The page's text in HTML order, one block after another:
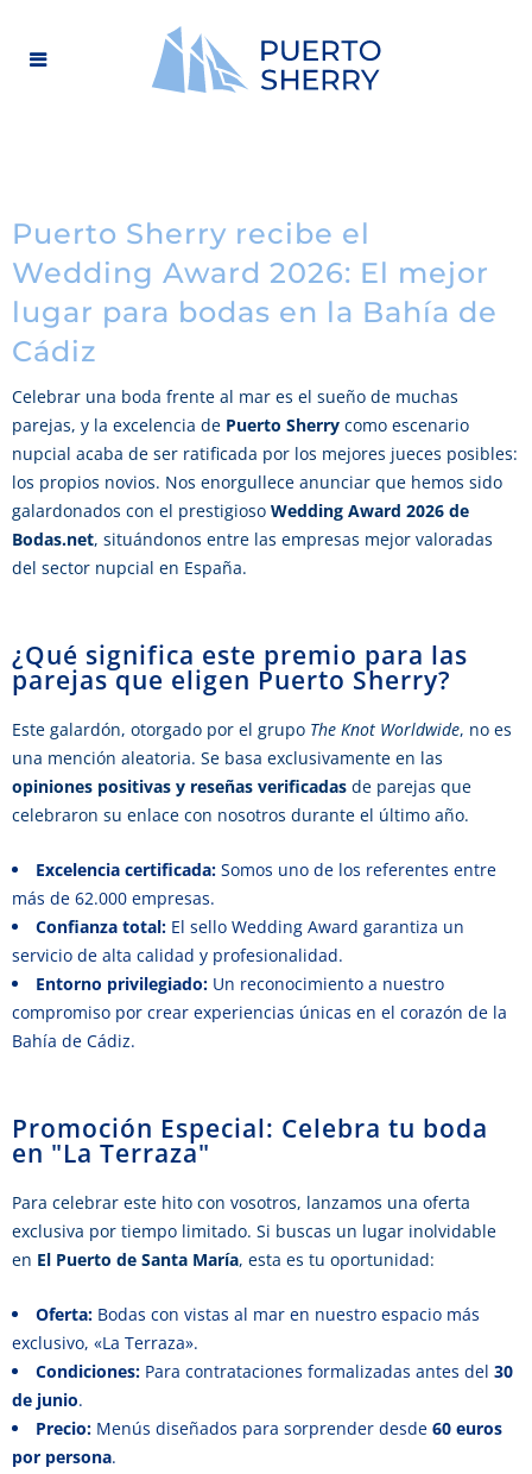
Puerto Sherry recibe el
Wedding Award 2026: El mejor
lugar para bodas en la Bahía de
Cádiz
Celebrar una boda frente al mar es el sueño de muchas
parejas, y la excelencia de Puerto Sherry como escenario
nupcial acaba de ser ratificada por los mejores jueces posibles:
los propios novios. Nos enorgullece anunciar que hemos sido
galardonados con el prestigioso Wedding Award 2026 de
Bodas.net, situándonos entre las empresas mejor valoradas
del sector nupcial en España.
¿Qué significa este premio para las
parejas que eligen Puerto Sherry?
Este galardón, otorgado por el grupo The Knot Worldwide, no es
una mención aleatoria. Se basa exclusivamente en las
opiniones positivas y reseñas verificadas de parejas que
celebraron su enlace con nosotros durante el último año.
Excelencia certificada: Somos uno de los referentes entre
más de 62.000 empresas.
Confianza total: El sello Wedding Award garantiza un
servicio de alta calidad y profesionalidad.
Entorno privilegiado: Un reconocimiento a nuestro
compromiso por crear experiencias únicas en el corazón de la
Bahía de Cádiz.
Promoción Especial: Celebra tu boda
en "La Terraza"
Para celebrar este hito con vosotros, lanzamos una oferta
exclusiva por tiempo limitado. Si buscas un lugar inolvidable
en El Puerto de Santa María, esta es tu oportunidad:
Oferta: Bodas con vistas al mar en nuestro espacio más
exclusivo, «La Terraza».
Condiciones: Para contrataciones formalizadas antes del30
de junio.
Precio: Menús diseñados para sorprender desde60 euros
por persona.